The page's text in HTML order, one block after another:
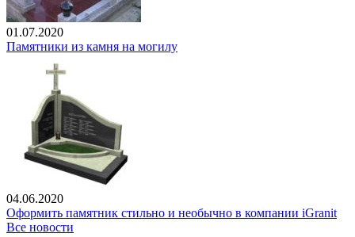
01.07.2020
Памятники из камня на могилу
04.06.2020
Оформить памятник стильно и необычно в компании iGranit
Все новости